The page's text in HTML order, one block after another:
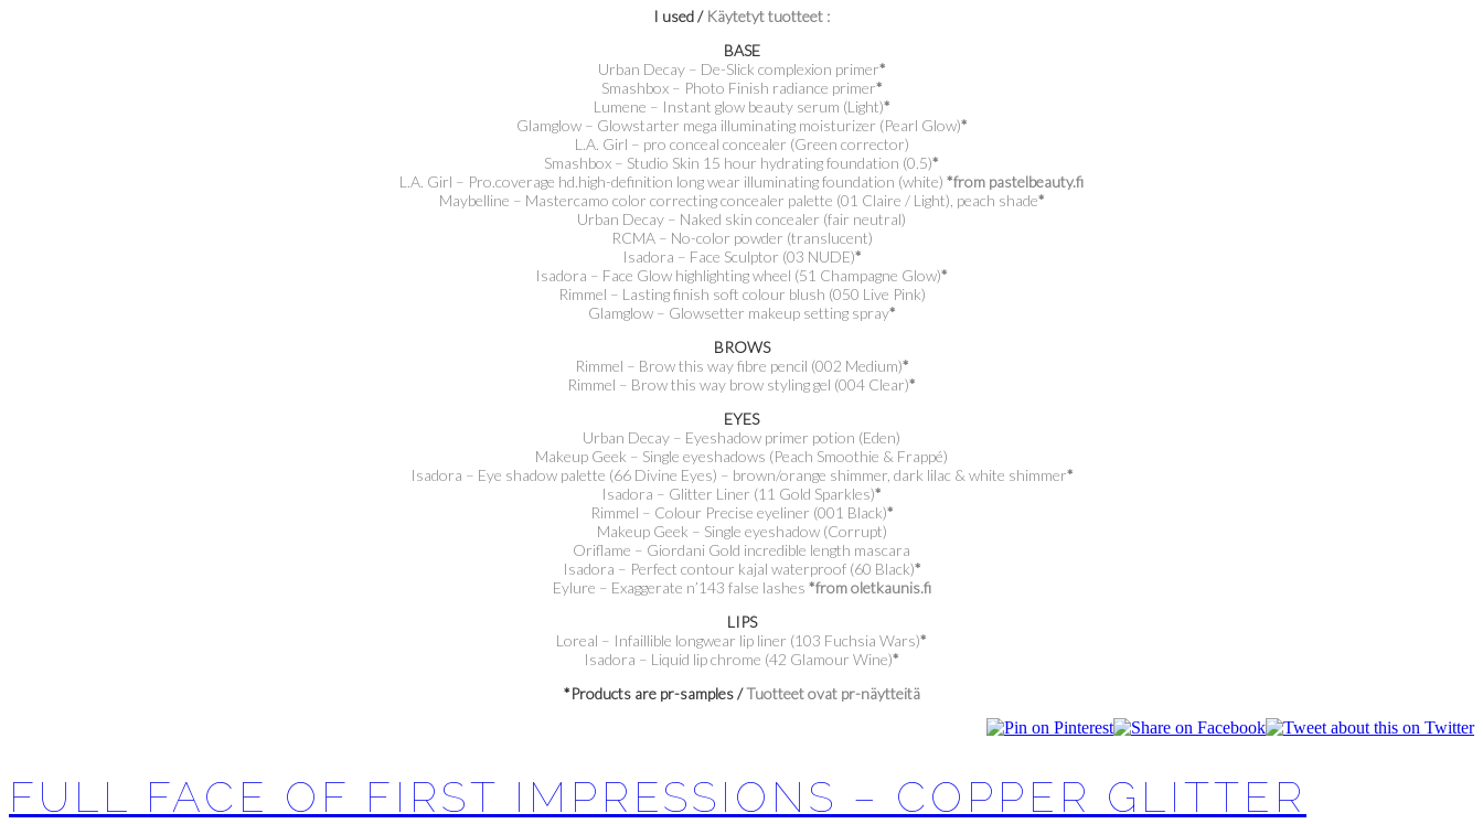
I used / Käytetyt tuotteet :
BASE
Urban Decay – De-Slick complexion primer*
Smashbox – Photo Finish radiance primer*
Lumene – Instant glow beauty serum (Light)*
Glamglow – Glowstarter mega illuminating moisturizer (Pearl Glow)*
L.A. Girl – pro conceal concealer (Green corrector)
Smashbox – Studio Skin 15 hour hydrating foundation (0.5)*
L.A. Girl – Pro.coverage hd.high-definition long wear illuminating foundation (white) *from pastelbeauty.fi
Maybelline – Mastercamo color correcting concealer palette (01 Claire / Light), peach shade*
Urban Decay – Naked skin concealer (fair neutral)
RCMA – No-color powder (translucent)
Isadora – Face Sculptor (03 NUDE)*
Isadora – Face Glow highlighting wheel (51 Champagne Glow)*
Rimmel – Lasting finish soft colour blush (050 Live Pink)
Glamglow – Glowsetter makeup setting spray*
BROWS
Rimmel – Brow this way fibre pencil (002 Medium)*
Rimmel – Brow this way brow styling gel (004 Clear)*
EYES
Urban Decay – Eyeshadow primer potion (Eden)
Makeup Geek – Single eyeshadows (Peach Smoothie & Frappé)
Isadora – Eye shadow palette (66 Divine Eyes) – brown/orange shimmer, dark lilac & white shimmer*
Isadora – Glitter Liner (11 Gold Sparkles)*
Rimmel – Colour Precise eyeliner (001 Black)*
Makeup Geek – Single eyeshadow (Corrupt)
Oriflame – Giordani Gold incredible length mascara
Isadora – Perfect contour kajal waterproof (60 Black)*
Eylure – Exaggerate n’143 false lashes *from oletkaunis.fi
LIPS
Loreal – Infaillible longwear lip liner (103 Fuchsia Wars)*
Isadora – Liquid lip chrome (42 Glamour Wine)*
*Products are pr-samples /Tuotteet ovat pr-näytteitä
FULL FACE OF FIRST IMPRESSIONS – COPPER GLITTER